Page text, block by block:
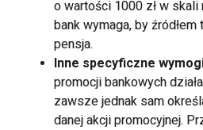
o wartości 1000 zł w
bank wymaga, by źródłem
pensja.
Inne specyficzne
promocji bankowych
zawsze jednak sam
danej akcji promocyjnej.